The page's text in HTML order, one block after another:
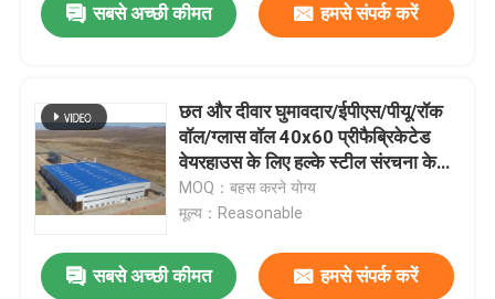
सबसे अच्छी कीमत हमसे संपर्क करें
छत और दीवार घुमावदार/ईपीएस/पीयू/रॉक
वॉल/ग्लास वॉल 40x60 प्रीफैब्रिकेटेड
वेयरहाउस के लिए हल्के स्टील संरचना के
साथ स्टील बिल्डिंग
MOQ：बहस करने योग्य
मूल्य：Reasonable
सबसे अच्छी कीमत हमसे संपर्क करें